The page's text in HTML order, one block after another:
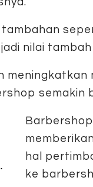
nilai
semakin
hal
ke